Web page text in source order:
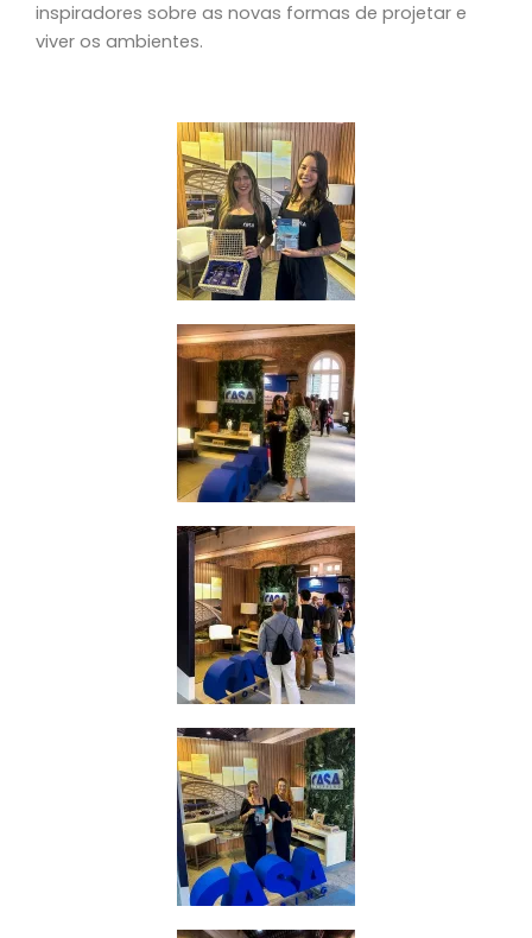
inspiradores sobre as novas formas de projetar e
viver os ambientes.